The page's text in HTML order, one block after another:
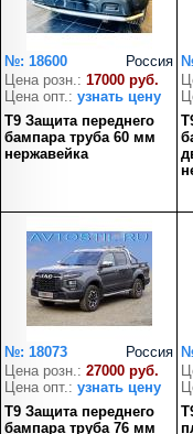
Россия
№: 18600
Цена розн.: 17000 руб.
Цена опт.: узнать цену
T9 Защита переднего
бампара труба 60 мм
нержавейка
Россия
№: 18073
Цена розн.: 27000 руб.
Цена опт.: узнать цену
T9 Защита переднего
бампара труба 76 мм